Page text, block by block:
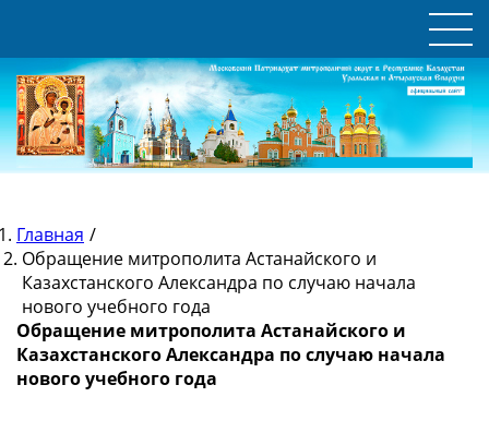
Главная /
Обращение митрополита Астанайского и
Казахстанского Александра по случаю начала
нового учебного года
Обращение митрополита Астанайского и
Казахстанского Александра по случаю начала
нового учебного года